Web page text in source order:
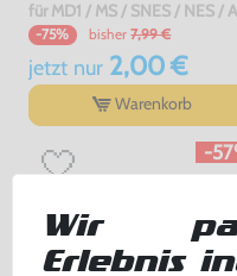
-75% bisher 7,99 €
jetzt nur2,00 €
Warenkorb
-
Wir
Erlebnis